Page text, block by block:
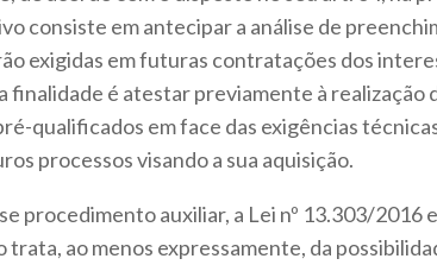
consiste em antecipar a análise de
exigidas em futuras contratações dos
finalidade é atestar previamente à realização
qualificados em face das exigências
processos visando a sua aquisição.
procedimento auxiliar, a Lei nº 13.303/2016
trata, ao menos expressamente, da